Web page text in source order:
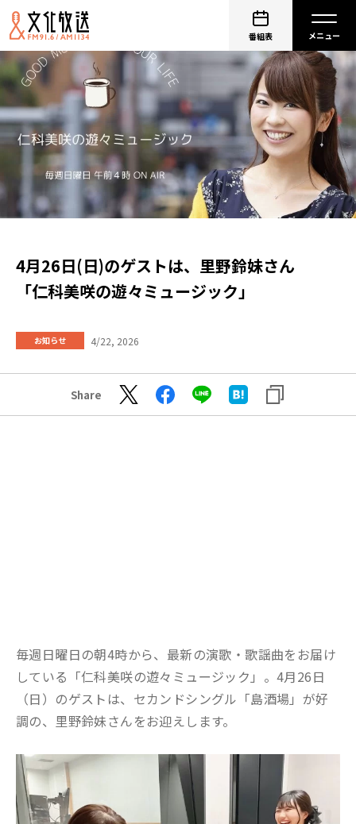
番組表
4月26日(日)のゲストは、里野鈴妹さん
「仁科美咲の遊々ミュージック」
お知らせ 4/22, 2026
Share
毎週日曜日の朝4時から、最新の演歌・歌謡曲をお届け
している「仁科美咲の遊々ミュージック」。4月26日
（日）のゲストは、セカンドシングル「島酒場」が好
調の、里野鈴妹さんをお迎えします。